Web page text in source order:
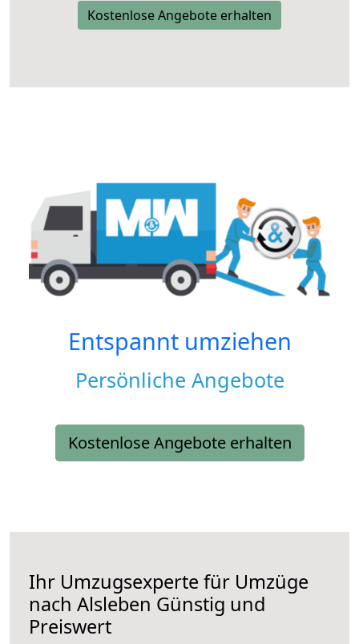
Kostenlose Angebote erhalten
Entspannt umziehen
Persönliche Angebote
Kostenlose Angebote erhalten
Ihr Umzugsexperte für Umzüge
nach Alsleben Günstig und
Preiswert